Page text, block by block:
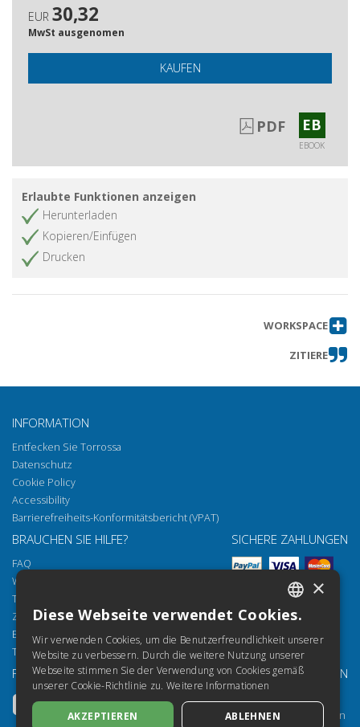
EUR 30,32
MwSt ausgenomen
KAUFEN
PDF EB
EBOOK
Erlaubte Funktionen anzeigen
Herunterladen
Kopieren/Einfügen
Drucken
WORKSPACE
ZITIERE
INFORMATION
Entfecken Sie Torrossa
Datenschutz
Cookie Policy
Accessibility
Barrierefreiheits-Konformitätsbericht (VPAT)
BRAUCHEN SIE HILFE?
FAQ
Wie öffnen Sie unsere Dokumente
Torrossa Reader
Zugriffsmöglichkeiten
Email:helpdesk@torrossa.com
Tel: +39 055 5018800
SICHERE ZAHLUNGEN
FOLGEN SIE UNS UNSERE RESSOURCEN
Torrossa für Institutionen
ITALIAN
SPANISH
FRENCH
ENGLISH
×
Diese Webseite verwendet Cookies.
Wir verwenden Cookies, um die Benutzerfreundlichkeit unserer
Website zu verbessern. Durch die weitere Nutzung unserer
Webseite stimmen Sie der Verwendung von Cookies gemäß
unserer Cookie-Richtlinie zu. Weitere Informationen
AKZEPTIEREN ABLEHNEN